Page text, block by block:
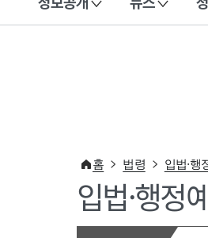
이 누리집은 대한민국 공식 전자정부
홈 법령 입법·행
입법·행정